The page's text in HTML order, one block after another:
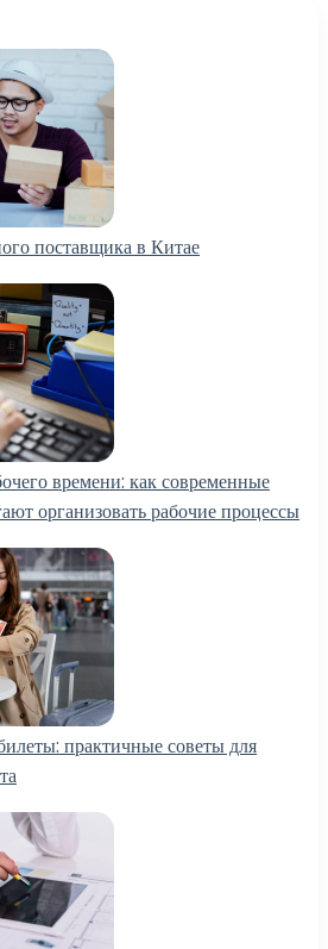
поставщика в Китае
времени: как современные
организовать рабочие процессы
практичные советы для